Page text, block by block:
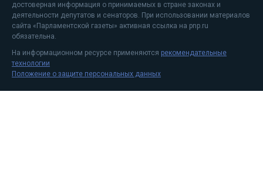
достоверная информация о принимаемых в стране законах и
деятельности депутатов и сенаторов. При использовании материалов
сайта «Парламентской газеты» активная ссылка на pnp.ru
обязательна.
На информационном ресурсе применяются рекомендательные
технологии
Положение о защите персональных данных